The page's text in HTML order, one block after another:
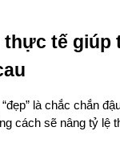
thực tế giúp
là chắc chắn
cách sẽ nâng tỷ lệ